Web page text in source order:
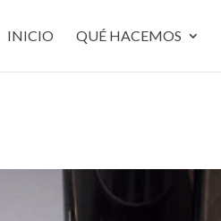
INICIO QUÉ HACEMOS